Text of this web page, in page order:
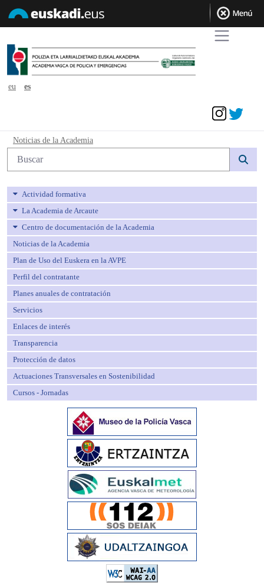
eu
es
Noticias de la Academia - avpe
Noticias de la Academia
Búsqueda web
Actividad formativa
La Academia de Arcaute
Centro de documentación de la Academia
Noticias de la Academia
Plan de Uso del Euskera en la AVPE
Perfil del contratante
Planes anuales de contratación
Servicios
Enlaces de interés
Transparencia
Protección de datos
Actuaciones Transversales en Sostenibilidad
Cursos - Jornadas